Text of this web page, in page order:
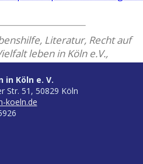
Literatur, Recht auf
leben in Köln e.V.,
Köln e. V.
Str. 51, 50829 Köln
koeln.de